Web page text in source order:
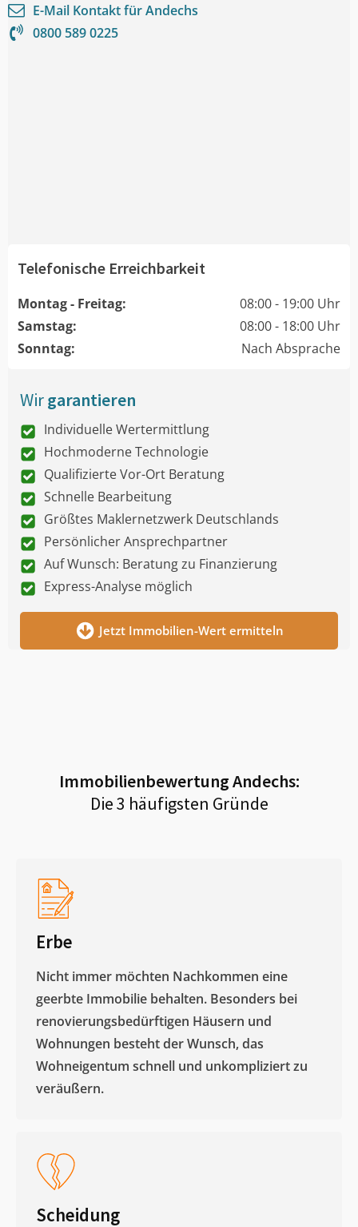
E-Mail Kontakt fürAndechs
0800 589 0225
Telefonische Erreichbarkeit
Montag - Freitag:
08:00 - 19:00 Uhr
Samstag:
08:00 - 18:00 Uhr
Sonntag:
Nach Absprache
Wirgarantieren
Individuelle Wertermittlung
Hochmoderne Technologie
Qualifizierte Vor-Ort Beratung
Schnelle Bearbeitung
Größtes Maklernetzwerk Deutschlands
Persönlicher Ansprechpartner
Auf Wunsch: Beratung zu Finanzierung
Express-Analyse möglich
Jetzt Immobilien-Wert ermitteln
ImmobilienbewertungAndechs:
Die 3 häufigsten Gründe
Erbe
Nicht immer möchten Nachkommen eine
geerbte Immobilie behalten. Besonders bei
renovierungsbedürftigen Häusern und
Wohnungen besteht der Wunsch, das
Wohneigentum schnell und unkompliziert zu
veräußern. ​
Scheidung